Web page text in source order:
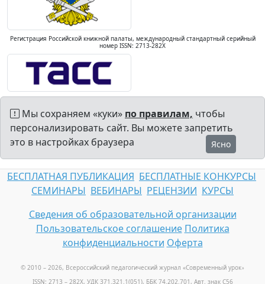
Регистрация Российской книжной палаты, международный стандартный серийный
номер ISSN: 2713-282X
Мы сохраняем «куки» по правилам, чтобы
персонализировать сайт. Вы можете запретить
это в настройках браузера
Ясно
БЕСПЛАТНАЯ ПУБЛИКАЦИЯ БЕСПЛАТНЫЕ КОНКУРСЫ
СЕМИНАРЫ ВЕБИНАРЫ РЕЦЕНЗИИ КУРСЫ
Сведения об образовательной организации
Пользовательское соглашение Политика
конфиденциальности Оферта
© 2010 – 2026, Всероссийский педагогический журнал «Современный урок»
ISSN: 2713 – 282X, УДК 371.321.1(051), ББК 74.202.701, Авт. знак С56